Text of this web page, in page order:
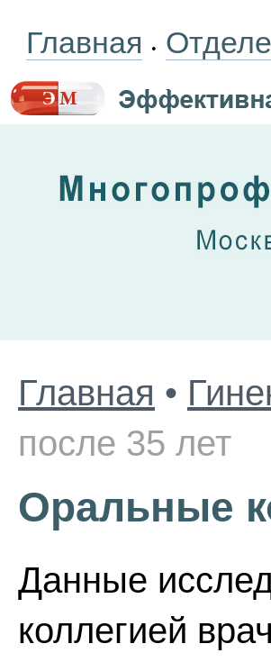
Главная •
Главная •
после 35 лет
Оральные
Данные
коллегией